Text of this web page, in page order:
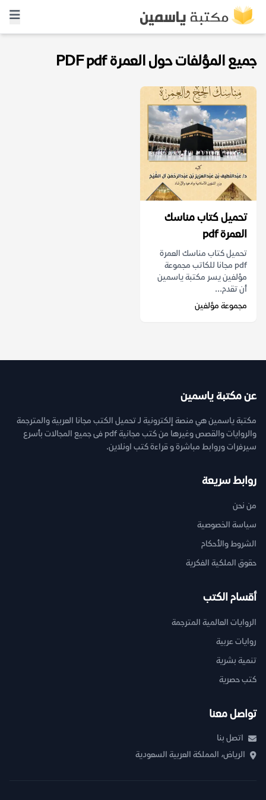
جميع المؤلفات حول العمرة PDF pdf
تحميل كتاب مناسك
العمرة pdf
تحميل كتاب مناسك العمرة
pdf مجانا للكاتب مجموعة
مؤلفين يسر مكتبة ياسمين
أن تقدم...
مجموعة مؤلفين
عن مكتبة ياسمين
مكتبة ياسمين هي منصة إلكترونية لـ تحميل الكتب مجانا العربية والمترجمة
والروايات والقصص وغيرها من كتب مجانية pdf فى جميع المجالات بأسرع
سيرفرات وروابط مباشرة و قراءة كتب اونلاين.
روابط سريعة
من نحن
سياسة الخصوصية
الشروط والأحكام
حقوق الملكية الفكرية
أقسام الكتب
الروايات العالمية المترجمة
روايات عربية
تنمية بشرية
كتب حصرية
تواصل معنا
اتصل بنا
الرياض، المملكة العربية السعودية